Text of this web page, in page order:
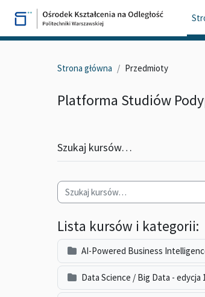
Przejdź do głównej zawartości
Strona główna Przedmioty
Platforma Studiów
Szukaj kursów…
Lista kursów i kategorii:
AI-Powered Business
Data Science / Big Data - edycja